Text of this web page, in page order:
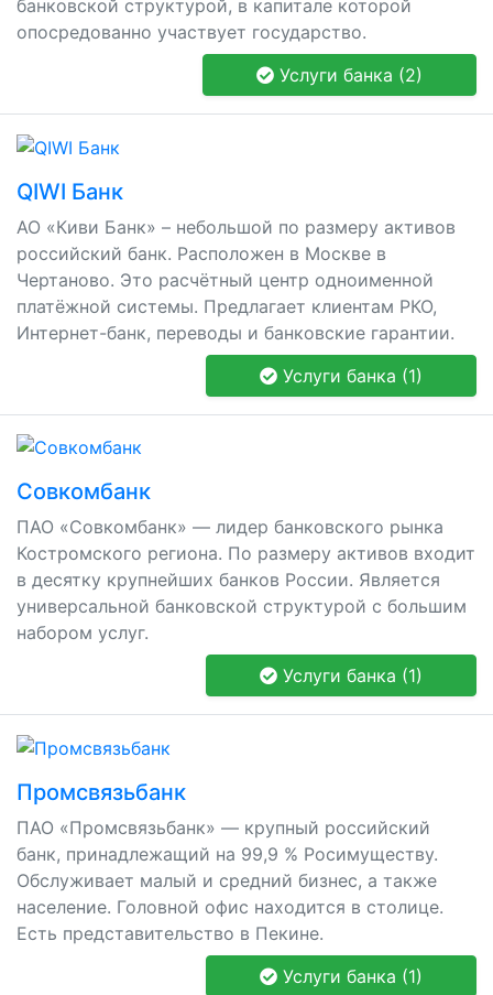
банковской структурой, в капитале которой
опосредованно участвует государство.
Услуги банка (2)
QIWI Банк
АО «Киви Банк» – небольшой по размеру активов
российский банк. Расположен в Москве в
Чертаново. Это расчётный центр одноименной
платёжной системы. Предлагает клиентам РКО,
Интернет-банк, переводы и банковские гарантии.
Услуги банка (1)
Совкомбанк
ПАО «Совкомбанк» — лидер банковского рынка
Костромского региона. По размеру активов входит
в десятку крупнейших банков России. Является
универсальной банковской структурой с большим
набором услуг.
Услуги банка (1)
Промсвязьбанк
ПАО «Промсвязьбанк» — крупный российский
банк, принадлежащий на 99,9 % Росимуществу.
Обслуживает малый и средний бизнес, а также
население. Головной офис находится в столице.
Есть представительство в Пекине.
Услуги банка (1)